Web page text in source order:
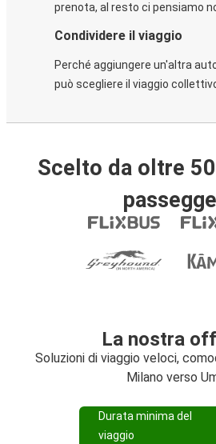
prenota, al resto ci pensiamo
Condividere il viaggio
Perché aggiungere un'altra
può scegliere il viaggio
Scelto da oltre
La nostra
Soluzioni di viaggio veloci,
Milano verso
Durata minima del
viaggio